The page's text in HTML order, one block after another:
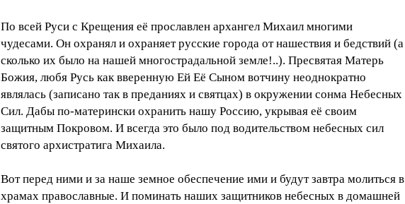
По всей Руси с Крещения её прославлен архангел Михаил многими
чудесами. Он охранял и охраняет русские города от нашествия и бедствий (а
сколько их было на нашей многострадальной земле!..). Пресвятая Матерь
Божия, любя Русь как вверенную Ей Её Сыном вотчину неоднократно
являлась (записано так в преданиях и святцах) в окружении сонма Небесных
Сил. Дабы по-матерински охранить нашу Россию, укрывая её своим
защитным Покровом. И всегда это было под водительством небесных сил
святого архистратига Михаила.
Вот перед ними и за наше земное обеспечение ими и будут завтра молиться в
храмах православные. И поминать наших защитников небесных в домашней